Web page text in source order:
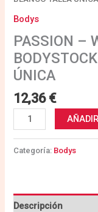
Bodys
PASSION –
ÚNICA
12,36 €
Categoría: Bodys
Descripción